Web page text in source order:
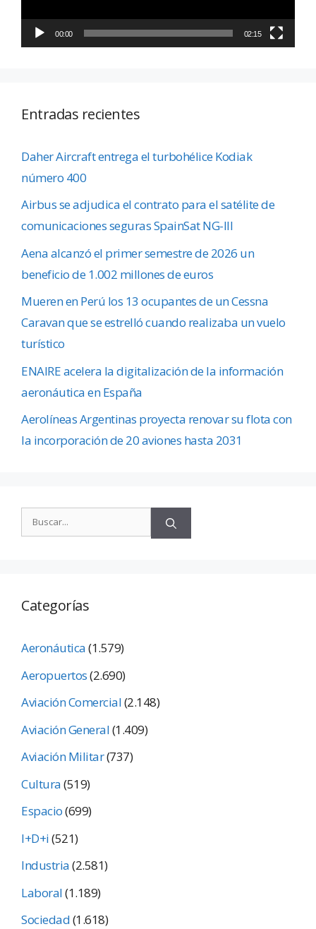
00:00 02:15
Entradas recientes
Daher Aircraft entrega el turbohélice Kodiak
número 400
Airbus se adjudica el contrato para el satélite de
comunicaciones seguras SpainSat NG-III
Aena alcanzó el primer semestre de 2026 un
beneficio de 1.002 millones de euros
Mueren en Perú los 13 ocupantes de un Cessna
Caravan que se estrelló cuando realizaba un vuelo
turístico
ENAIRE acelera la digitalización de la información
aeronáutica en España
Aerolíneas Argentinas proyecta renovar su flota con
la incorporación de 20 aviones hasta 2031
Categorías
Aeronáutica(1.579)
Aeropuertos(2.690)
Aviación Comercial(2.148)
Aviación General(1.409)
Aviación Militar(737)
Cultura(519)
Espacio(699)
I+D+i(521)
Industria(2.581)
Laboral(1.189)
Sociedad(1.618)